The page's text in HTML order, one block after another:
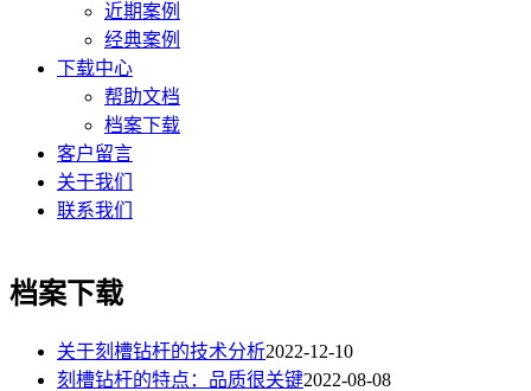
近期案例
经典案例
下载中心
帮助文档
档案下载
客户留言
关于我们
联系我们
档案下载
关于刻槽钻杆的技术分析2022-12-10
刻槽钻杆的特点：品质很关键2022-08-08